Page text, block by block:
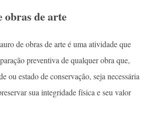
obras de arte
de obras de arte é uma atividade que
preventiva de qualquer obra que,
ou estado de conservação, seja necessária
sua integridade física e seu valor